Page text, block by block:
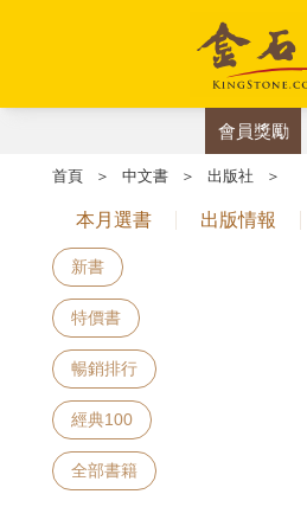
會員獎勵
首頁 ＞ 中文書 ＞ 出版社 ＞
本月選書 出版情報
新書
特價書
暢銷排行
經典100
全部書籍